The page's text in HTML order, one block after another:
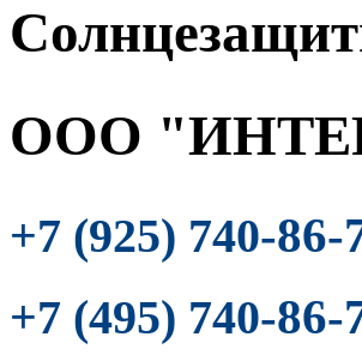
ООО
+7 (925) 740-86-
+7 (495) 740-86-